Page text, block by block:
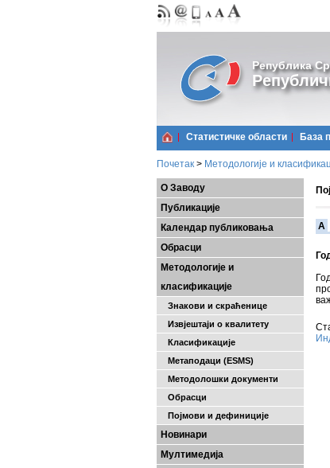
Република
Статистичке области Базa
Почетак > Методологије и
О Заводу
Публикације
Календар публиковања
Обрасци
Методологије и
класификације
Знакови и скраћенице
Извјештаји о квалитету
Класификације
Метаподаци (ESMS)
Методолошки документи
Обрасци
Појмови и дефиниције
Новинари
Мултимедија
A